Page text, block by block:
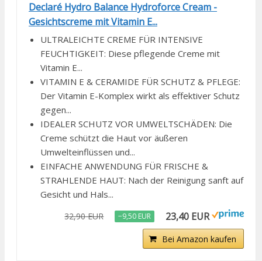
Declaré Hydro Balance Hydroforce Cream -
Gesichtscreme mit Vitamin E...
ULTRALEICHTE CREME FÜR INTENSIVE
FEUCHTIGKEIT: Diese pflegende Creme mit
Vitamin E...
VITAMIN E & CERAMIDE FÜR SCHUTZ & PFLEGE:
Der Vitamin E-Komplex wirkt als effektiver Schutz
gegen...
IDEALER SCHUTZ VOR UMWELTSCHÄDEN: Die
Creme schützt die Haut vor äußeren
Umwelteinflüssen und...
EINFACHE ANWENDUNG FÜR FRISCHE &
STRAHLENDE HAUT: Nach der Reinigung sanft auf
Gesicht und Hals...
32,90 EUR −9,50 EUR 23,40 EUR
Bei Amazon kaufen